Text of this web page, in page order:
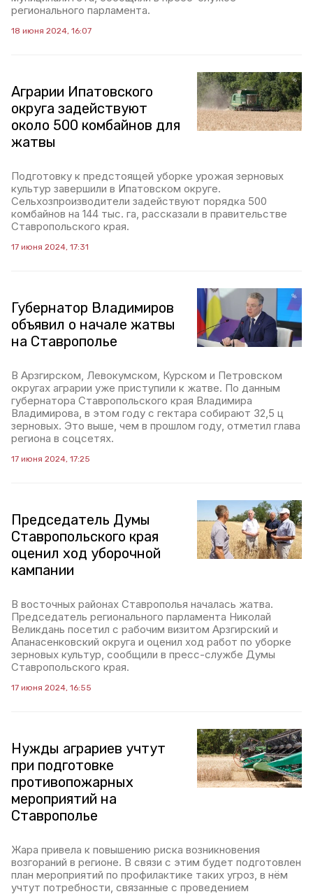
регионального парламента.
18 июня 2024, 16:07
Аграрии Ипатовского
округа задействуют
около 500 комбайнов для
жатвы
Подготовку к предстоящей уборке урожая зерновых
культур завершили в Ипатовском округе.
Сельхозпроизводители задействуют порядка 500
комбайнов на 144 тыс. га, рассказали в правительстве
Ставропольского края.
17 июня 2024, 17:31
Губернатор Владимиров
объявил о начале жатвы
на Ставрополье
В Арзгирском, Левокумском, Курском и Петровском
округах аграрии уже приступили к жатве. По данным
губернатора Ставропольского края Владимира
Владимирова, в этом году с гектара собирают 32,5 ц
зерновых. Это выше, чем в прошлом году, отметил глава
региона в соцсетях.
17 июня 2024, 17:25
Председатель Думы
Ставропольского края
оценил ход уборочной
кампании
В восточных районах Ставрополья началась жатва.
Председатель регионального парламента Николай
Великдань посетил с рабочим визитом Арзгирский и
Апанасенковский округа и оценил ход работ по уборке
зерновых культур, сообщили в пресс-службе Думы
Ставропольского края.
17 июня 2024, 16:55
Нужды аграриев учтут
при подготовке
противопожарных
мероприятий на
Ставрополье
Жара привела к повышению риска возникновения
возгораний в регионе. В связи с этим будет подготовлен
план мероприятий по профилактике таких угроз, в нём
учтут потребности, связанные с проведением